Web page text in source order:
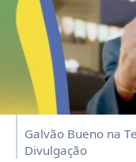
Galvão Bueno na
Divulgação